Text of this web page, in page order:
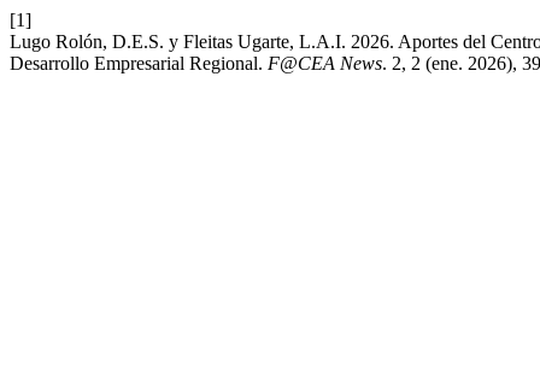
[1]
Lugo Rolón, D.E.S. y Fleitas Ugarte, L.A.I. 2026. Aportes del
Desarrollo Empresarial Regional. F@CEA News. 2, 2 (ene. 2026),